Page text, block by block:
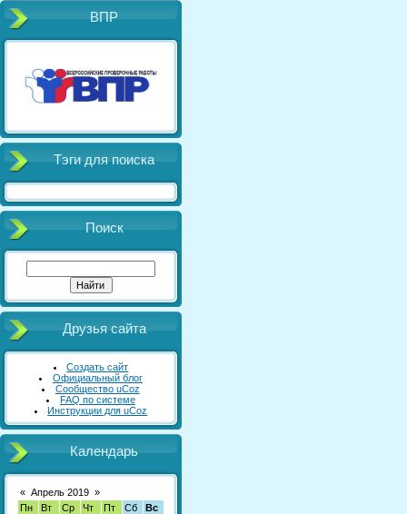
ВПР
Тэги для поиска
Поиск
Друзья сайта
Создать сайт
Официальный блог
Сообщество uCoz
FAQ по системе
Инструкции для uCoz
Календарь
« Апрель 2019 »
Пн
Вт Ср Чт Пт Сб
Вс